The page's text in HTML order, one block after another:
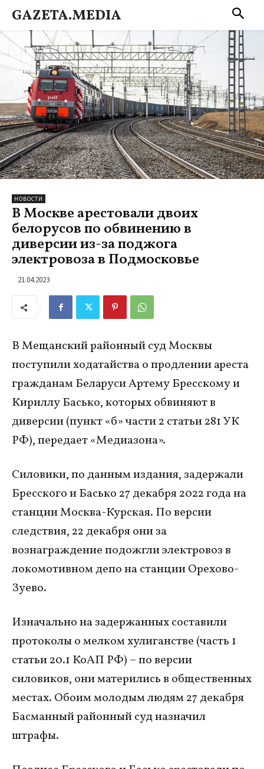
GAZETA.MEDIA
НОВОСТИ
В Москве арестовали двоих
белорусов по обвинению в
диверсии из-за поджога
электровоза в Подмосковье
21.04.2023
В Мещанский районный суд Москвы
поступили ходатайства о продлении ареста
гражданам Беларуси Артему Бресскому и
Кириллу Басько, которых обвиняют в
диверсии (пункт «б» части 2 статьи 281 УК
РФ), передает «Медиазона».
Силовики, по данным издания, задержали
Бресского и Басько 27 декабря 2022 года на
станции Москва-Курская. По версии
следствия, 22 декабря они за
вознаграждение подожгли электровоз в
локомотивном депо на станции Орехово-
Зуево.
Изначально на задержанных составили
протоколы о мелком хулиганстве (часть 1
статьи 20.1 КоАП РФ) – по версии
силовиков, они матерились в общественных
местах. Обоим молодым людям 27 декабря
Басманный районный суд назначил
штрафы.